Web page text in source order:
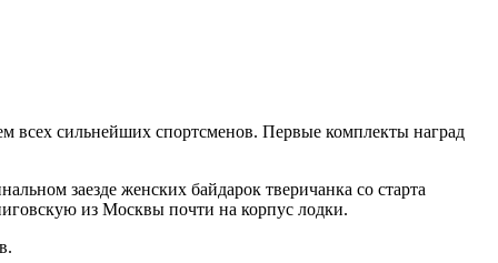
всех сильнейших спортсменов. Первые комплекты наград
заезде женских байдарок тверичанка со старта
из Москвы почти на корпус лодки.